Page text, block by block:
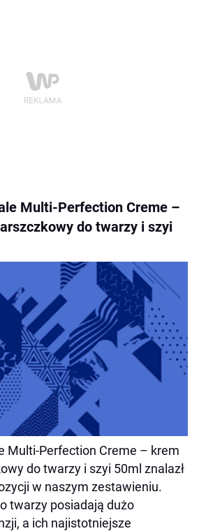
Multi-Perfection Creme –
do twarzy i szyi
Multi-Perfection Creme – krem
do twarzy i szyi 50ml znalazł
w naszym zestawieniu.
twarzy posiadają dużo
a ich najistotniejsze